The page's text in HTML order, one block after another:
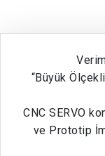
“Büyük
CNC SERVO
ve Prototip